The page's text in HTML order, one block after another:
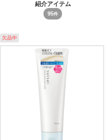
紹介アイテム
95件
欠品中